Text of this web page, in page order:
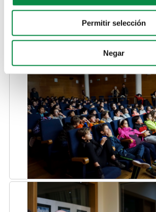
Permitir selección
Negar
Programa completo
Instagram